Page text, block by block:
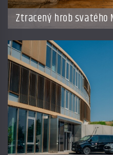
Ztracený hrob svatého
výprava, která
Itálie